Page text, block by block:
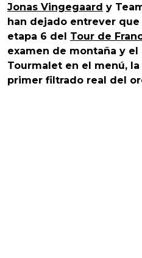
Jonas Vingegaard y
han dejado entrever que
etapa 6 del Tour de
examen de montaña y el
Tourmalet en el menú,
primer filtrado real del